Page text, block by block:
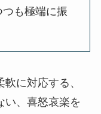
も極端に振
に対応する、
い、喜怒哀楽を